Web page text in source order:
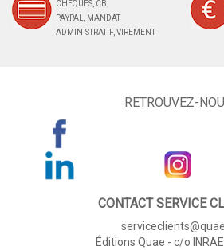
CHÈQUES, CB,
PAYPAL, MANDAT
ADMINISTRATIF, VIREMENT
RETROUVEZ-
CONTACT SERVICE
Éditions Quae - c/o